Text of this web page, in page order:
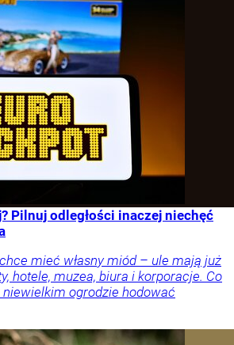
Pilnuj odległości inaczej niechęć
mieć własny miód – ule mają już
hotele, muzea, biura i korporacje. Co
ogrodzie hodować